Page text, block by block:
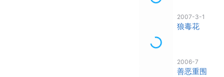
2007-3-1
狼毒花
2006-7
善恶重围